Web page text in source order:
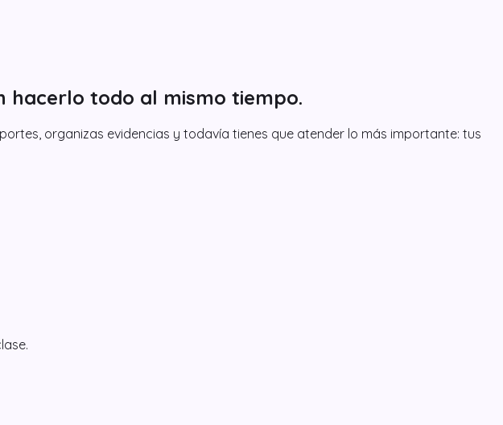
hacerlo todo al mismo tiempo.
organizas evidencias y todavía tienes que atender lo más importante: tus